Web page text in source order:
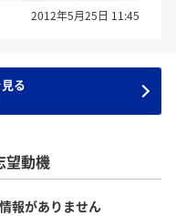
2012年5月25日 11:45
る
望動機
報がありません